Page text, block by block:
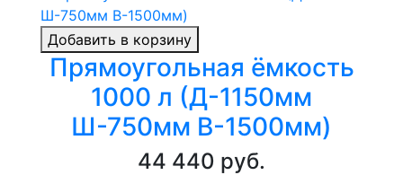
Добавить в корзину
Прямоугольная ёмкость
1000 л (Д-1150мм
Ш-750мм В-1500мм)
44 440 руб.